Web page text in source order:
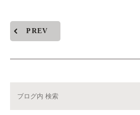
PREV